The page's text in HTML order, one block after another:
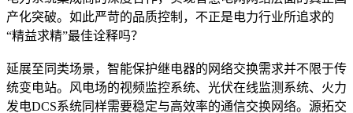
产化突破。如此严苛的品质控制，不正是电力行业所追求的
“精益求精”最佳诠释吗？
延展至同类场景，智能保护继电器的网络交换需求并不限于传
统变电站。风电场的视频监控系统、光伏在线监测系统、火力
发电DCS系统同样需要稳定与高效率的通信交换网络。源拓交